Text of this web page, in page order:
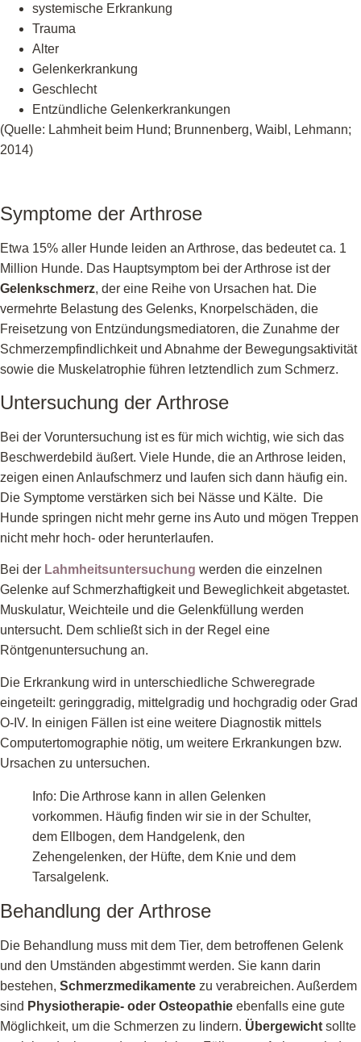
systemische Erkrankung
Trauma
Alter
Gelenkerkrankung
Geschlecht
Entzündliche Gelenkerkrankungen
(Quelle: Lahmheit beim Hund; Brunnenberg, Waibl, Lehmann;
2014)
Symptome der Arthrose
Etwa 15% aller Hunde leiden an Arthrose, das bedeutet ca. 1
Million Hunde. Das Hauptsymptom bei der Arthrose ist der
Gelenkschmerz, der eine Reihe von Ursachen hat. Die
vermehrte Belastung des Gelenks, Knorpelschäden, die
Freisetzung von Entzündungsmediatoren, die Zunahme der
Schmerzempfindlichkeit und Abnahme der Bewegungsaktivität
sowie die Muskelatrophie führen letztendlich zum Schmerz.
Untersuchung der Arthrose
Bei der Voruntersuchung ist es für mich wichtig, wie sich das
Beschwerdebild äußert. Viele Hunde, die an Arthrose leiden,
zeigen einen Anlaufschmerz und laufen sich dann häufig ein.
Die Symptome verstärken sich bei Nässe und Kälte. Die
Hunde springen nicht mehr gerne ins Auto und mögen Treppen
nicht mehr hoch- oder herunterlaufen.
Bei der Lahmheitsuntersuchung werden die einzelnen
Gelenke auf Schmerzhaftigkeit und Beweglichkeit abgetastet.
Muskulatur, Weichteile und die Gelenkfüllung werden
untersucht. Dem schließt sich in der Regel eine
Röntgenuntersuchung an.
Die Erkrankung wird in unterschiedliche Schweregrade
eingeteilt: geringgradig, mittelgradig und hochgradig oder Grad
O-IV. In einigen Fällen ist eine weitere Diagnostik mittels
Computertomographie nötig, um weitere Erkrankungen bzw.
Ursachen zu untersuchen.
Info: Die Arthrose kann in allen Gelenken
vorkommen. Häufig finden wir sie in der Schulter,
dem Ellbogen, dem Handgelenk, den
Zehengelenken, der Hüfte, dem Knie und dem
Tarsalgelenk.
Behandlung der Arthrose
Die Behandlung muss mit dem Tier, dem betroffenen Gelenk
und den Umständen abgestimmt werden. Sie kann darin
bestehen, Schmerzmedikamente zu verabreichen. Außerdem
sind Physiotherapie- oder Osteopathie ebenfalls eine gute
Möglichkeit, um die Schmerzen zu lindern. Übergewicht sollte